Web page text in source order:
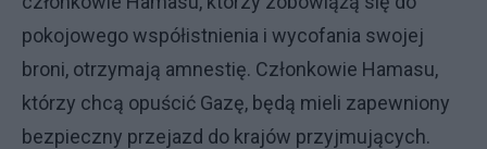
pokojowego współistnienia i wycofania swojej
broni, otrzymają amnestię. Członkowie Hamasu,
którzy chcą opuścić Gazę, będą mieli zapewniony
bezpieczny przejazd do krajów przyjmujących.